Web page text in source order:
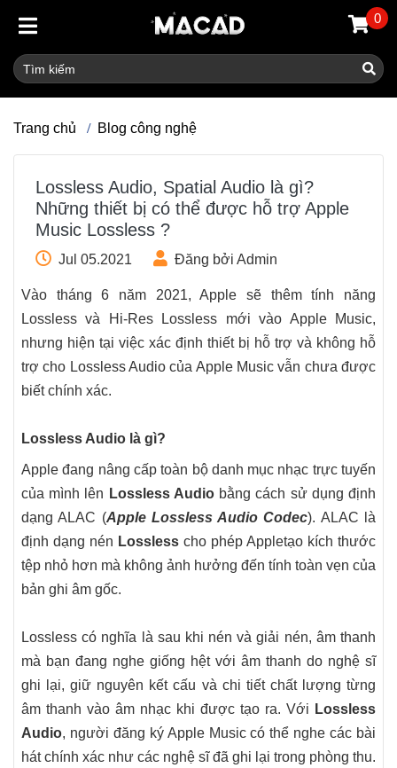
0
Trang chủ Blog công nghệ
Lossless Audio, Spatial Audio là gì?
Những thiết bị có thể được hỗ trợ Apple
Music Lossless ?
Jul 05.2021 Đăng bởi Admin
Vào tháng 6 năm 2021, Apple sẽ thêm tính năng
Lossless và Hi-Res Lossless mới vào Apple Music,
nhưng hiện tại việc xác định thiết bị hỗ trợ và không hỗ
trợ cho Lossless Audio của ‌Apple Music‌ vẫn chưa được
biết chính xác.
Lossless Audio là gì?
Apple đang nâng cấp toàn bộ danh mục nhạc trực tuyến
của mình lên Lossless Audiobằng cách sử dụng định
dạng ALAC (Apple Lossless Audio Codec). ALAC là
định dạng nén Lossless cho phép Appletạo kích thước
tệp nhỏ hơn mà không ảnh hưởng đến tính toàn vẹn của
bản ghi âm gốc.
Lossless có nghĩa là sau khi nén và giải nén, âm thanh
mà bạn đang nghe giống hệt với âm thanh do nghệ sĩ
ghi lại, giữ nguyên kết cấu và chi tiết chất lượng từng
âm thanh vào âm nhạc khi được tạo ra. Với Lossless
Audio, người đăng ký ‌Apple Music‌ có thể nghe các bài
hát chính xác như các nghệ sĩ đã ghi lại trong phòng thu.